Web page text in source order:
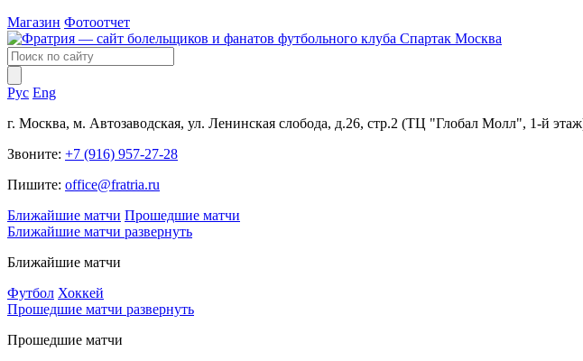
Магазин Фотоотчет
Рус Eng
г. Москва, м. Автозаводская, ул. Ленинская слобода, д.26, стр.2 (ТЦ "Глобал Молл", 1-й
Звоните: +7 (916) 957-27-28
Пишите: office@fratria.ru
Ближайшие матчи Прошедшие матчи
Ближайшие матчи развернуть
Ближайшие матчи
Футбол Хоккей
Прошедшие матчи развернуть
Прошедшие матчи